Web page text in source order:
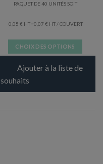
PAQUET DE 40 UNITÉS SOIT
0,05 € –0,07 € / COUVERT
CHOIX DES OPTIONS
Ce
produit
Ajouter à la liste de
souhaits